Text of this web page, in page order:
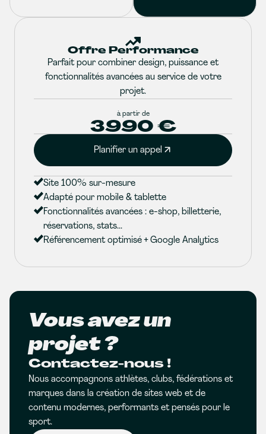
Offre Performance
Parfait pour combiner design, puissance et
fonctionnalités avancées au service de votre
projet.
à partir de
3990 €
Planifier un appel
Site 100% sur-mesure
Adapté pour mobile & tablette
Fonctionnalités avancées : e-shop, billetterie,
réservations, stats...
Référencement optimisé + Google Analytics
Vous avez un
projet ?
Contactez-nous !
Nous accompagnons athlètes, clubs, fédérations et
marques dans la création de sites web et de
contenu modernes, performants et pensés pour le
sport.